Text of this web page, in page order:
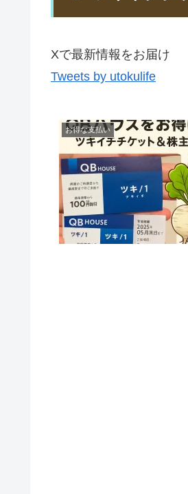
Xで最新情報をお届け
Tweets by utokulife
お得な支払い